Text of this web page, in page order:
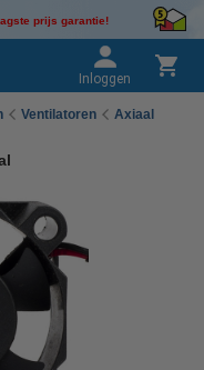
prijs garantie!
Inloggen
Ventilatoren Axiaal